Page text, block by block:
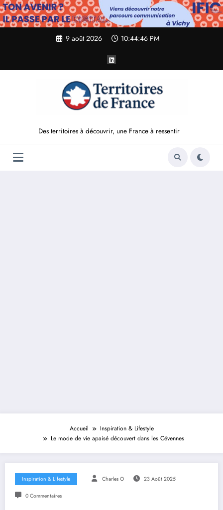
Aller
au
contenu
9 août 2026 10:44:47 PM
Des territoires à découvrir, une France à ressentir
Accueil
Inspiration & Lifestyle
Le mode de vie apaisé découvert dans les Cévennes
Inspiration & Lifestyle Charles O 23 Août 2025
0 Commentaires